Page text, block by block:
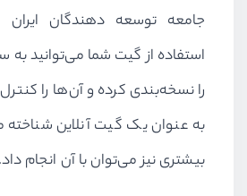
جامعه توسعه دهندگان
استفاده از گیت شما می‌توانید به
را نسخه‌بندی کرده و آن‌ها را
به عنوان یک گیت آنلاین
بیشتری نیز می‌توان با آن انجام داد.